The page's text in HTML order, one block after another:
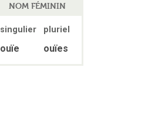
NOM FÉMININ
singulier pluriel
ouïe ouïes